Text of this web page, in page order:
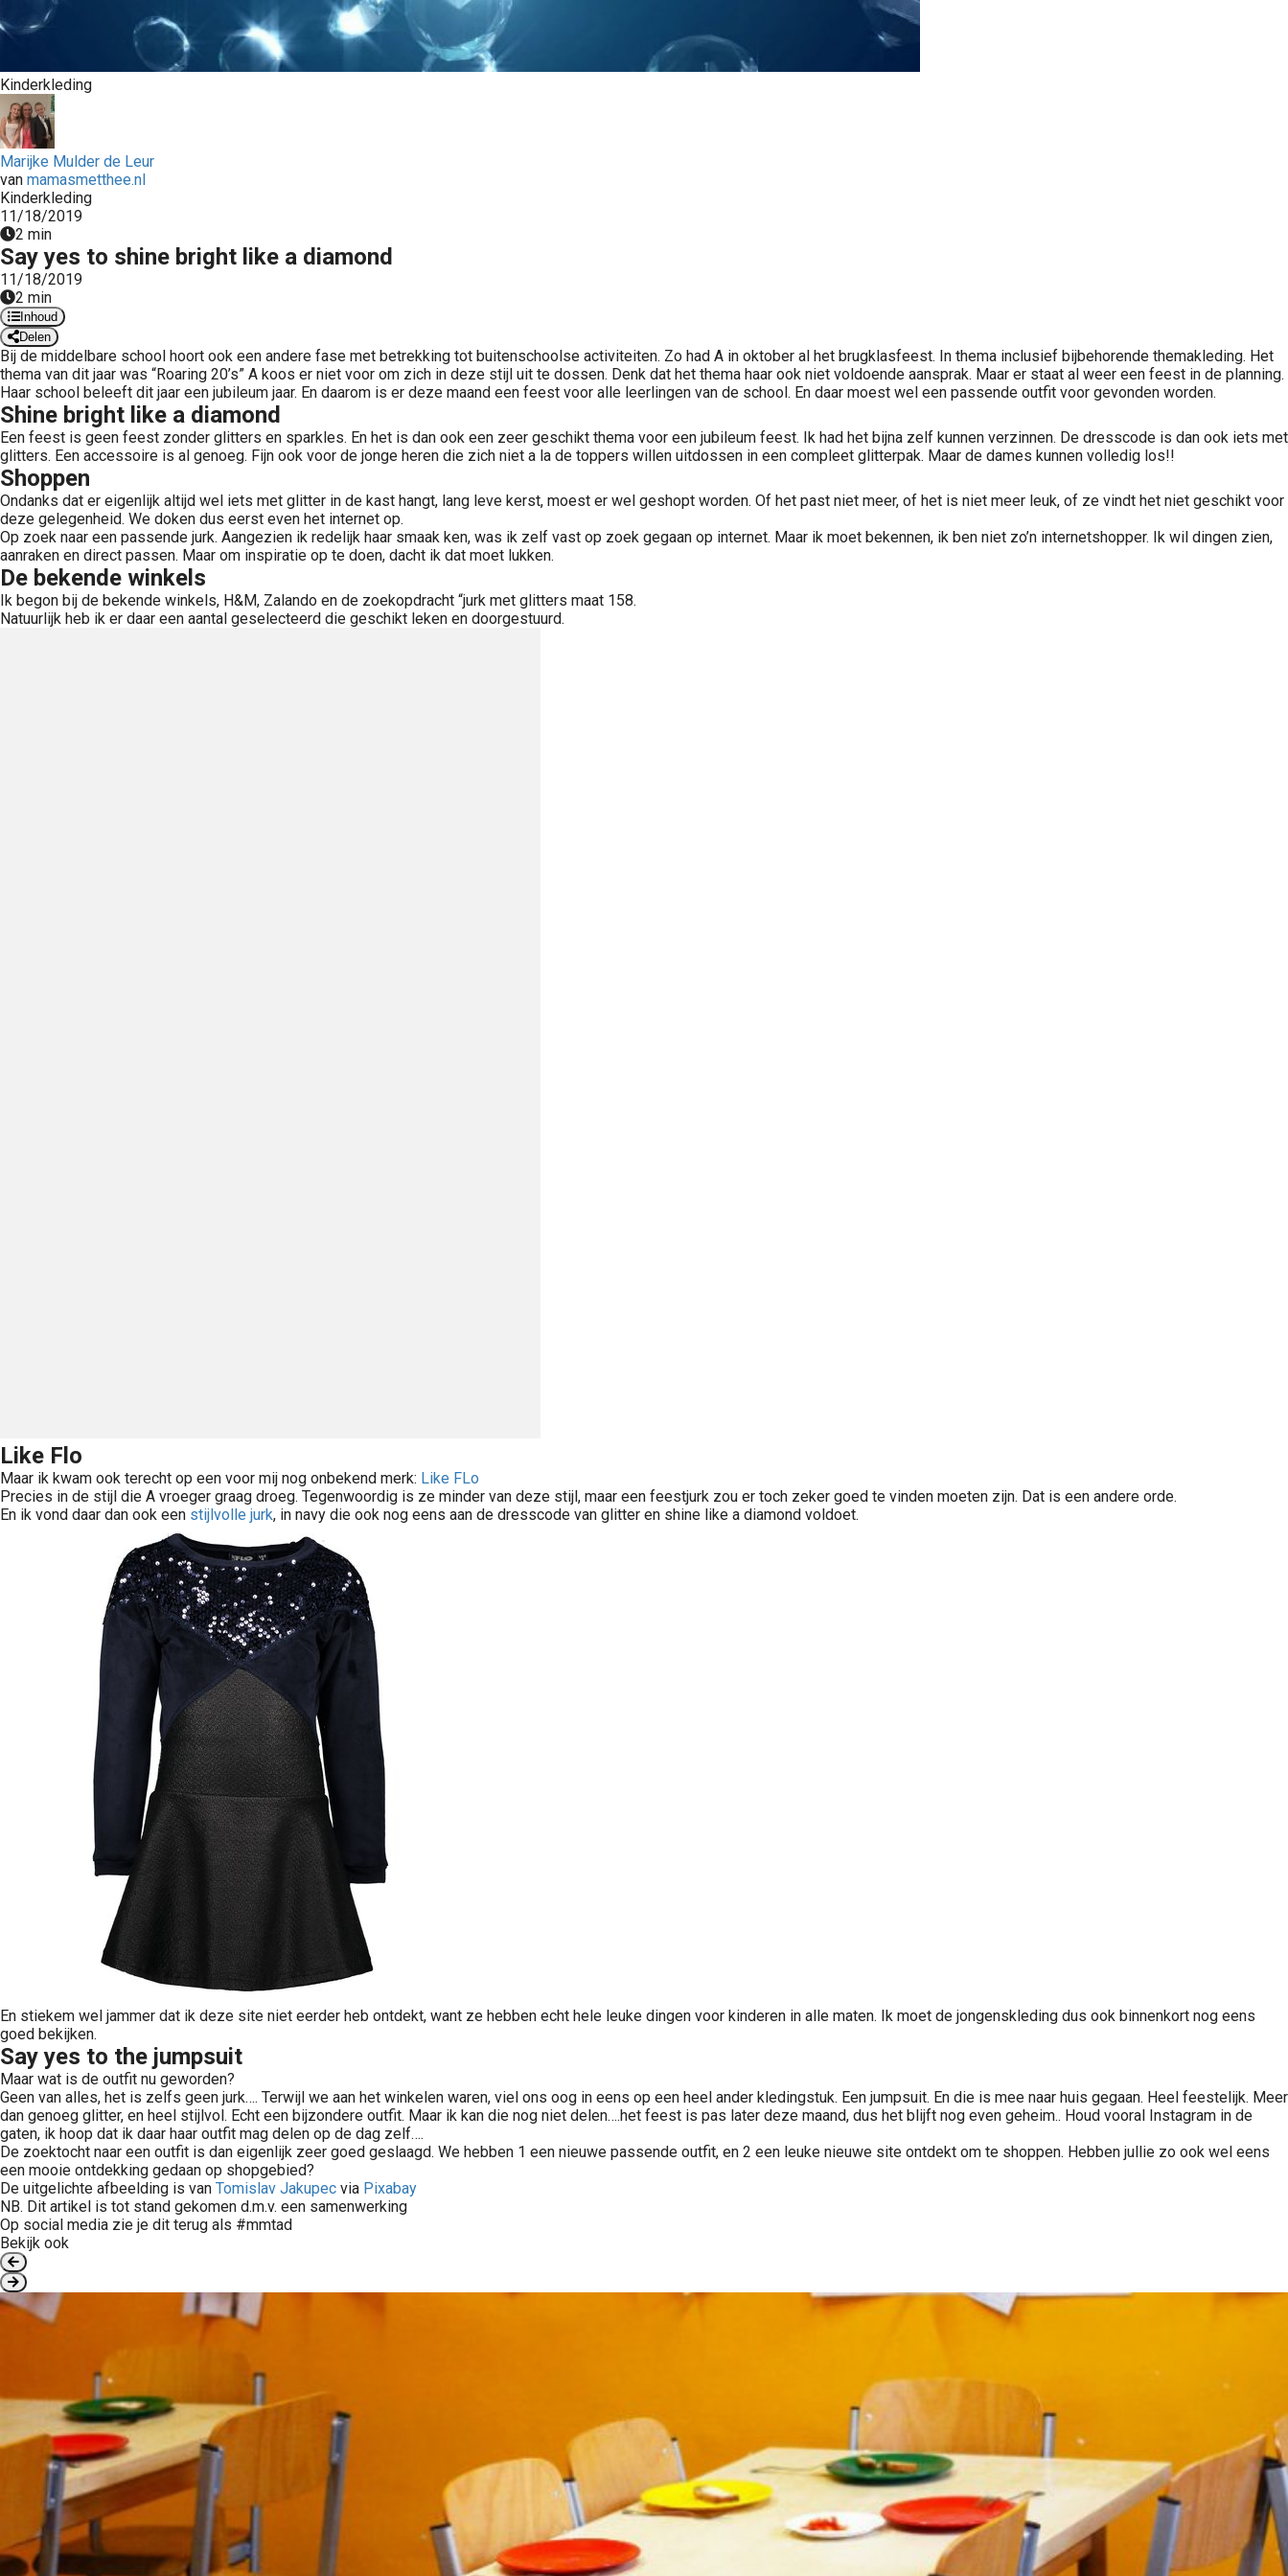
Kinderkleding
Marijke Mulder de Leur
van mamasmetthee.nl
Kinderkleding
11/18/2019
2 min
Say yes to shine bright like a diamond
11/18/2019
2 min
Inhoud
Delen
Bij de middelbare school hoort ook een andere fase met betrekking tot buitenschoolse activiteiten. Zo had A in oktober al het brugklasfeest. In thema inclusief bijbehorende themakleding. Het
thema van dit jaar was “Roaring 20’s” A koos er niet voor om zich in deze stijl uit te dossen. Denk dat het thema haar ook niet voldoende aansprak. Maar er staat al weer een feest in de planning.
Haar school beleeft dit jaar een jubileum jaar. En daarom is er deze maand een feest voor alle leerlingen van de school. En daar moest wel een passende outfit voor gevonden worden.
Shine bright like a diamond
Een feest is geen feest zonder glitters en sparkles. En het is dan ook een zeer geschikt thema voor een jubileum feest. Ik had het bijna zelf kunnen verzinnen. De dresscode is dan ook iets met
glitters. Een accessoire is al genoeg. Fijn ook voor de jonge heren die zich niet a la de toppers willen uitdossen in een compleet glitterpak. Maar de dames kunnen volledig los!!
Shoppen
Ondanks dat er eigenlijk altijd wel iets met glitter in de kast hangt, lang leve kerst, moest er wel geshopt worden. Of het past niet meer, of het is niet meer leuk, of ze vindt het niet geschikt voor
deze gelegenheid. We doken dus eerst even het internet op.
Op zoek naar een passende jurk. Aangezien ik redelijk haar smaak ken, was ik zelf vast op zoek gegaan op internet. Maar ik moet bekennen, ik ben niet zo’n internetshopper. Ik wil dingen zien,
aanraken en direct passen. Maar om inspiratie op te doen, dacht ik dat moet lukken.
De bekende winkels
Ik begon bij de bekende winkels, H&M, Zalando en de zoekopdracht “jurk met glitters maat 158.
Natuurlijk heb ik er daar een aantal geselecteerd die geschikt leken en doorgestuurd.
Like Flo
Maar ik kwam ook terecht op een voor mij nog onbekend merk: Like FLo
Precies in de stijl die A vroeger graag droeg. Tegenwoordig is ze minder van deze stijl, maar een feestjurk zou er toch zeker goed te vinden moeten zijn. Dat is een andere orde.
En ik vond daar dan ook een stijlvolle jurk, in navy die ook nog eens aan de dresscode van glitter en shine like a diamond voldoet.
En stiekem wel jammer dat ik deze site niet eerder heb ontdekt, want ze hebben echt hele leuke dingen voor kinderen in alle maten. Ik moet de jongenskleding dus ook binnenkort nog eens
goed bekijken.
Say yes to the jumpsuit
Maar wat is de outfit nu geworden?
Geen van alles, het is zelfs geen jurk…. Terwijl we aan het winkelen waren, viel ons oog in eens op een heel ander kledingstuk. Een jumpsuit. En die is mee naar huis gegaan. Heel feestelijk. Meer
dan genoeg glitter, en heel stijlvol. Echt een bijzondere outfit. Maar ik kan die nog niet delen….het feest is pas later deze maand, dus het blijft nog even geheim.. Houd vooral Instagram in de
gaten, ik hoop dat ik daar haar outfit mag delen op de dag zelf….
De zoektocht naar een outfit is dan eigenlijk zeer goed geslaagd. We hebben 1 een nieuwe passende outfit, en 2 een leuke nieuwe site ontdekt om te shoppen. Hebben jullie zo ook wel eens
een mooie ontdekking gedaan op shopgebied?
De uitgelichte afbeelding is van Tomislav Jakupec via Pixabay
NB. Dit artikel is tot stand gekomen d.m.v. een samenwerking
Op social media zie je dit terug als #mmtad
Bekijk ook